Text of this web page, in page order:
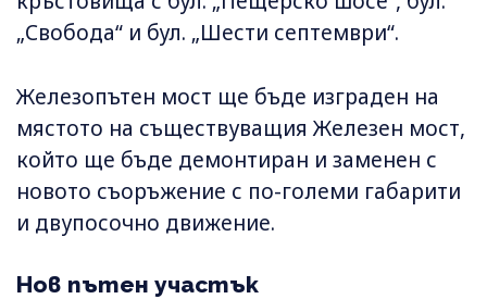
„Свобода“ и бул. „Шести септември“.
Железопътен мост ще бъде изграден на
мястото на съществуващия Железен мост,
който ще бъде демонтиран и заменен с
новото съоръжение с по-големи габарити
и двупосочно движение.
Нов пътен участък